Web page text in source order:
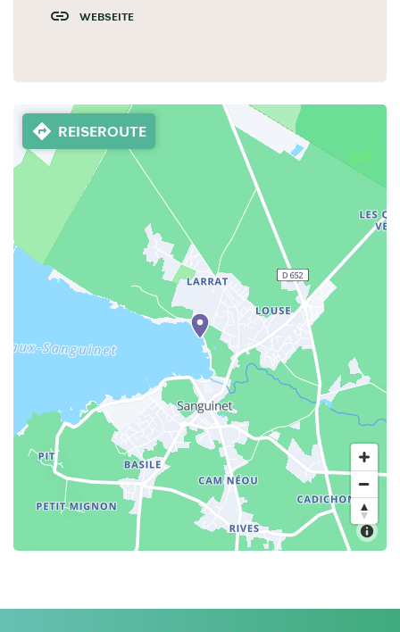
WEBSEITE
REISEROUTE